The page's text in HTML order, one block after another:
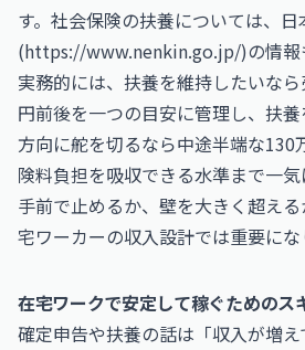
す。社会保険の扶養については、
(https://www.nenkin.go.jp/)の情報
実務的には、扶養を維持したいな
円前後を一つの目安に管理し、扶
方向に舵を切るなら中途半端な130
険料負担を吸収できる水準まで一
手前で止めるか、壁を大きく超え
宅ワーカーの収入設計では重要にな
在宅ワークで安定して稼ぐためのス
確定申告や扶養の話は「収入が増